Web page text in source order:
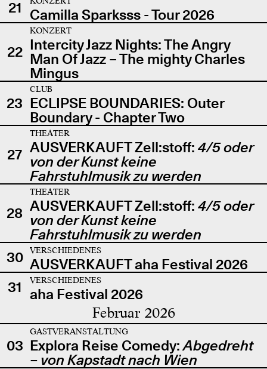
21 Camilla Sparksss - Tour 2026
22
KONZERT
Intercity Jazz Nights: The Angry
Man Of Jazz – The mighty Charles
Mingus
23
CLUB
ECLIPSE BOUNDARIES: Outer
Boundary - Chapter Two
27
THEATER
AUSVERKAUFT Zell:stoff: 4/5 oder
von der Kunst keine
Fahrstuhlmusik zu werden
28
THEATER
AUSVERKAUFT Zell:stoff: 4/5 oder
von der Kunst keine
Fahrstuhlmusik zu werden
30
VERSCHIEDENES
AUSVERKAUFT aha Festival 2026
31
VERSCHIEDENES
aha Festival 2026
Februar 2026
03
GASTVERANSTALTUNG
Explora Reise Comedy:Abgedreht
– von Kapstadt nach Wien